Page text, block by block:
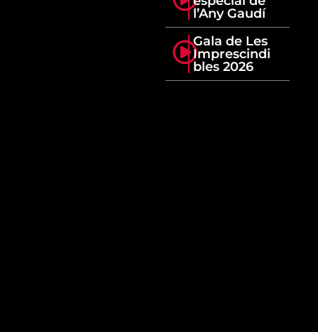
l’Any Gaudí
Gala de Les
Imprescindi
bles 2026